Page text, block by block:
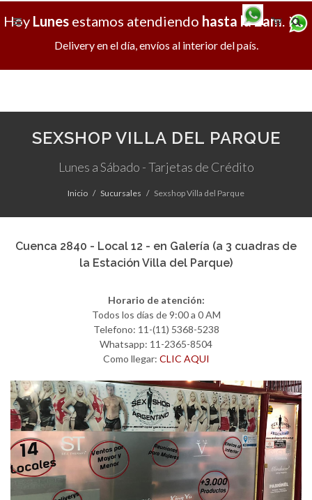
X
Hoy Lunes estamos atendiendo hasta la 2am.
Delivery en el día, envíos al interior del país.
SEXSHOP VILLA DEL PARQUE
Lunes a Sábado - Tarjetas de Crédito
Inicio Sucursales Sexshop Villa del Parque
Cuenca 2840 - Local 12 - en Galería (a 3 cuadras de
la Estación Villa del Parque)
Horario de atención:
Todos los días de 9:00 a 0 AM
Telefono: 11-(11) 5368-5238
Whatsapp: 11-2365-8504
Como llegar: CLIC AQUI